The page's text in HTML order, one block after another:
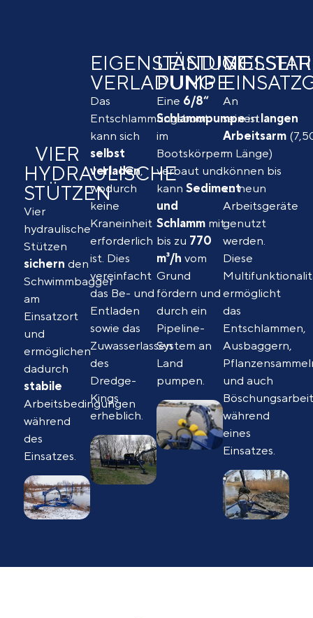
VIER
HYDRAULISCHE
STÜTZEN
Vier
hydraulische
Stützen
sichern den
Schwimmbagger
am
Einsatzort
und
ermöglichen
dadurch
stabile
Arbeitsbedingungen
während
des
Einsatzes.
EIGENSTÄNDIGE
VERLADUNG
Das
Entschlammungsboot
kann sich
selbst
verladen,
wodurch
keine
Kraneinheit
erforderlich
ist. Dies
vereinfacht
das Be- und
Entladen
sowie das
Zuwasserlassen
des
Dredge-
Kings
erheblich.
PUMPE
Eine 6/8“
Schlammpumpeist
im
Bootskörper
verbaut und
kann Sediment
und
Schlamm mit
bis zu 770
m³/h vom
Grund
fördern und
durch ein
Pipeline-
System an
Land
pumpen.
An
seinen langen
Arbeitsarm
m Länge)
können bis
zu neun
Arbeitsgeräte
genutzt
werden.
Diese
ermöglicht
das
Entschlammen,
Ausbaggern,
und auch
während
eines
Einsatzes.